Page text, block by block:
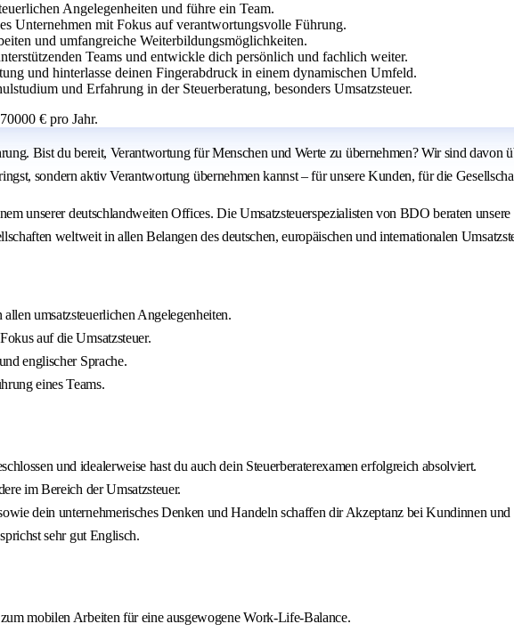
Angelegenheiten und führe ein Team.
Unternehmen mit Fokus auf verantwortungsvolle Führung.
und umfangreiche Weiterbildungsmöglichkeiten.
Teams und entwickle dich persönlich und fachlich weiter.
und hinterlasse deinen Fingerabdruck in einem dynamischen Umfeld.
und Erfahrung in der Steuerberatung, besonders Umsatzsteuer.
€ pro Jahr.
Bist du bereit, Verantwortung für Menschen und Werte zu übernehmen? Wir sind davon
sondern aktiv Verantwortung übernehmen kannst – für unsere Kunden, für die
unserer deutschlandweiten Offices. Die Umsatzsteuerspezialisten von BDO beraten
weltweit in allen Belangen des deutschen, europäischen und internationalen
umsatzsteuerlichen Angelegenheiten.
auf die Umsatzsteuer.
englischer Sprache.
eines Teams.
und idealerweise hast du auch dein Steuerberaterexamen erfolgreich absolviert.
im Bereich der Umsatzsteuer.
dein unternehmerisches Denken und Handeln schaffen dir Akzeptanz bei Kundinnen
sehr gut Englisch.
mobilen Arbeiten für eine ausgewogene Work-Life-Balance.